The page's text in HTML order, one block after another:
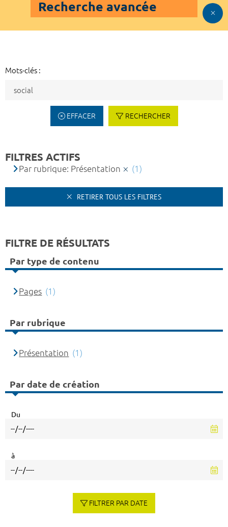
Recherche avancée
Mots-clés :
EFFACER RECHERCHER
FILTRES ACTIFS
Par rubrique: Présentation (1)
RETIRER TOUS LES FILTRES
FILTRE DE RÉSULTATS
Par type de contenu
Pages (1)
Par rubrique
Présentation (1)
Par date de création
Du
à
FILTRER PAR DATE